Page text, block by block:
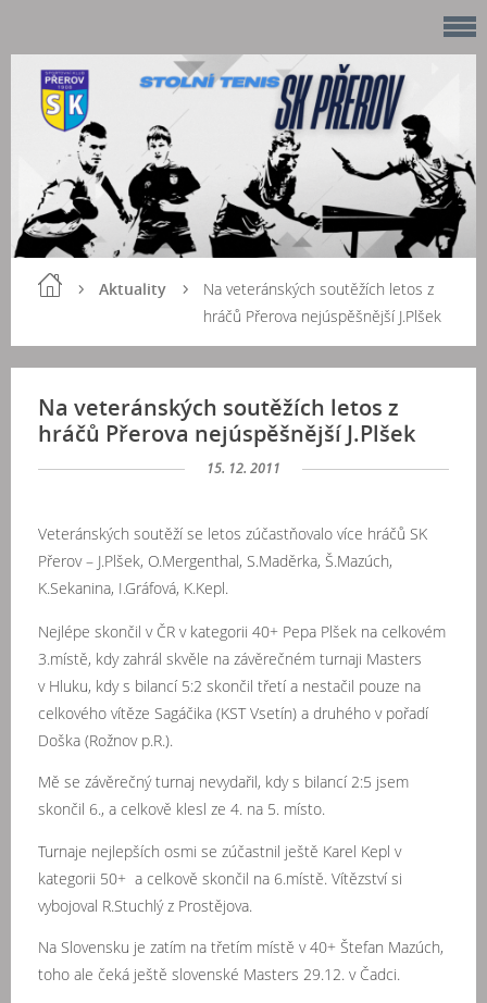
Aktuality
Na veteránských soutěžích letos z
hráčů Přerova nejúspěšnější J.Plšek
Na veteránských soutěžích letos z
hráčů Přerova nejúspěšnější J.Plšek
15. 12. 2011
Veteránských soutěží se letos zúčastňovalo více hráčů SK
Přerov – J.Plšek, O.Mergenthal, S.Maděrka, Š.Mazúch,
K.Sekanina, I.Gráfová, K.Kepl.
Nejlépe skončil v ČR v kategorii 40+ Pepa Plšek na celkovém
3.místě, kdy zahrál skvěle na závěrečném turnaji Masters
v Hluku, kdy s bilancí 5:2 skončil třetí a nestačil pouze na
celkového vítěze Sagáčika (KST Vsetín) a druhého v pořadí
Doška (Rožnov p.R.).
Mě se závěrečný turnaj nevydařil, kdy s bilancí 2:5 jsem
skončil 6., a celkově klesl ze 4. na 5. místo.
Turnaje nejlepších osmi se zúčastnil ještě Karel Kepl v
kategorii 50+ a celkově skončil na 6.místě. Vítězství si
vybojoval R.Stuchlý z Prostějova.
Na Slovensku je zatím na třetím místě v 40+ Štefan Mazúch,
toho ale čeká ještě slovenské Masters 29.12. v Čadci.